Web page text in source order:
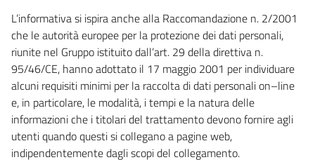
L’informativa si ispira anche alla Raccomandazione n. 2/2001
che le autorità europee per la protezione dei dati personali,
riunite nel Gruppo istituito dall’art. 29 della direttiva n.
95/46/CE, hanno adottato il 17 maggio 2001 per individuare
alcuni requisiti minimi per la raccolta di dati personali on–line
e, in particolare, le modalità, i tempi e la natura delle
informazioni che i titolari del trattamento devono fornire agli
utenti quando questi si collegano a pagine web,
indipendentemente dagli scopi del collegamento.